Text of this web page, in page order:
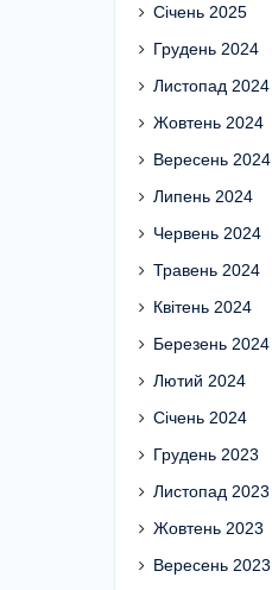
Січень 2025
Грудень 2024
Листопад 2024
Жовтень 2024
Вересень 2024
Липень 2024
Червень 2024
Травень 2024
Квітень 2024
Березень 2024
Лютий 2024
Січень 2024
Грудень 2023
Листопад 2023
Жовтень 2023
Вересень 2023